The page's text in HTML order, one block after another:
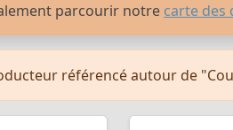
parcourir notre carte des
référencé autour de